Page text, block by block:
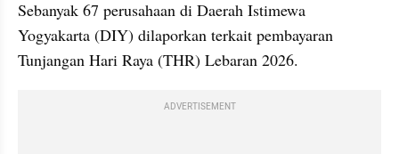
Sebanyak 67 perusahaan di Daerah Istimewa
Yogyakarta (DIY) dilaporkan terkait pembayaran
Tunjangan Hari Raya (THR) Lebaran 2026.
ADVERTISEMENT